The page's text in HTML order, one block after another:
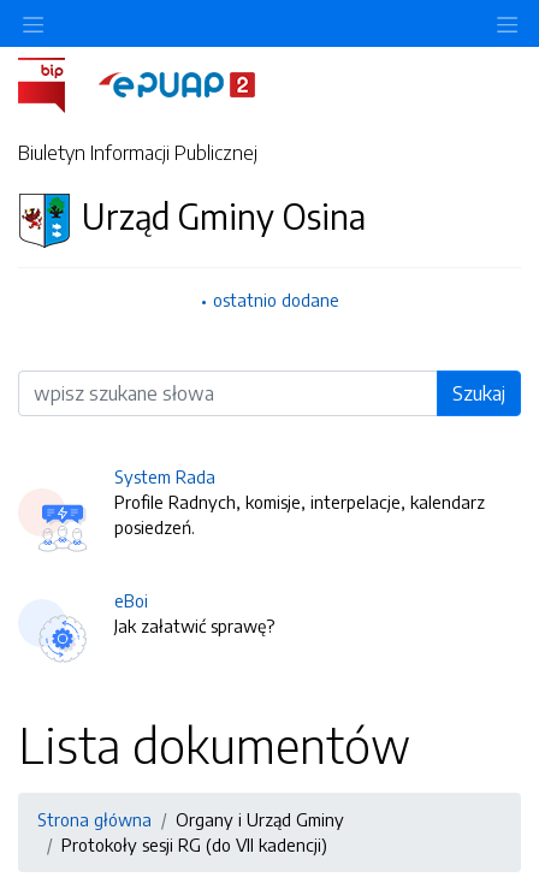
Biuletyn Informacji Publicznej
Urząd Gminy Osina
ostatnio dodane
Wyszukiwarka Szukaj
System Rada
Profile Radnych, komisje, interpelacje, kalendarz
posiedzeń.
eBoi
Jak załatwić sprawę?
Lista dokumentów
Strona główna
Organy i Urząd Gminy
Protokoły sesji RG (do VII kadencji)